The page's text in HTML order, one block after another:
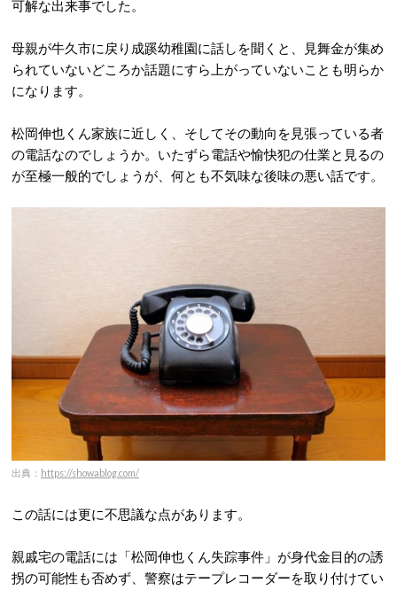
可解な出来事でした。
母親が牛久市に戻り成蹊幼稚園に話しを聞くと、見舞金が集め
られていないどころか話題にすら上がっていないことも明らか
になります。
松岡伸也くん家族に近しく、そしてその動向を見張っている者
の電話なのでしょうか。いたずら電話や愉快犯の仕業と見るの
が至極一般的でしょうが、何とも不気味な後味の悪い話です。
出典： https://showablog.com/
この話には更に不思議な点があります。
親戚宅の電話には「松岡伸也くん失踪事件」が身代金目的の誘
拐の可能性も否めず、警察はテープレコーダーを取り付けてい